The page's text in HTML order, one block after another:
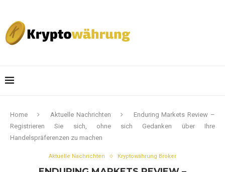
Home Aktuelle Nachrichten
Enduring Markets Review –
Registrieren Sie sich, ohne sich Gedanken über Ihre
Handelspräferenzen zu machen
Aktuelle Nachrichten Kryptowährung Broker